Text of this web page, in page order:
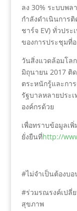
ลง 30% ระบบพล
กำลังดำเนินการ
ชาร์จ EV) ทั่วปร
ของการประชุมที่
วันสิ่งแวดล้อมโล
มิถุนายน 2017 ติ
ตระหนักรู้และกา
รัฐบาลหลายประ
องค์กรด้วย
เพื่อทราบข้อมูลเ
ยั่งยืนที่http://
#ไม่จำเป็นต้องบอ
#ร่วมรณรงค์เปลี่
สุขภาพ